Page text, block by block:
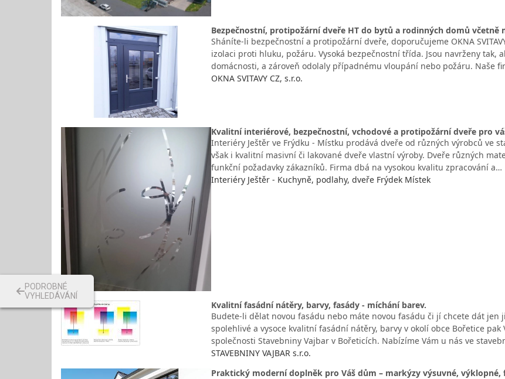
Bezpečnostní, protipožární dveře HT do bytů a rodinných domů včetně
Sháníte-li bezpečnostní a protipožární dveře, doporučujeme OKNA
izolaci proti hluku, požáru. Vysoká bezpečnostní třída. Jsou navrženy tak,
domácnosti, a zároveň odolaly případnému vloupání nebo požáru. Naše
OKNA SVITAVY CZ, s.r.o.
Kvalitní interiérové, bezpečnostní, vchodové a protipožární dveře pro
Interiéry Ještěr ve Frýdku - Místku prodává dveře od různých výrobců ve
však i kvalitní masivní či lakované dveře vlastní výroby. Dveře různých
funkční požadavky zákazníků. Firma dbá na vysokou kvalitu zpracování a…
Interiéry Ještěr - Kuchyně, podlahy, dveře Frýdek Místek
Kvalitní fasádní nátěry, barvy, fasády - míchání barev.
Budete-li dělat novou fasádu nebo máte novou fasádu či jí chcete dát jen
spolehlivé a vysoce kvalitní fasádní nátěry, barvy v okolí obce Bořetice
společnosti Stavebniny Vajbar v Bořeticích. Nabízíme Vám u nás ve
STAVEBNINY VAJBAR s.r.o.
Praktický moderní doplněk pro Váš dům – markýzy výsuvné, výklopné,
PODROBNÉ
VYHLEDÁVÁNÍ